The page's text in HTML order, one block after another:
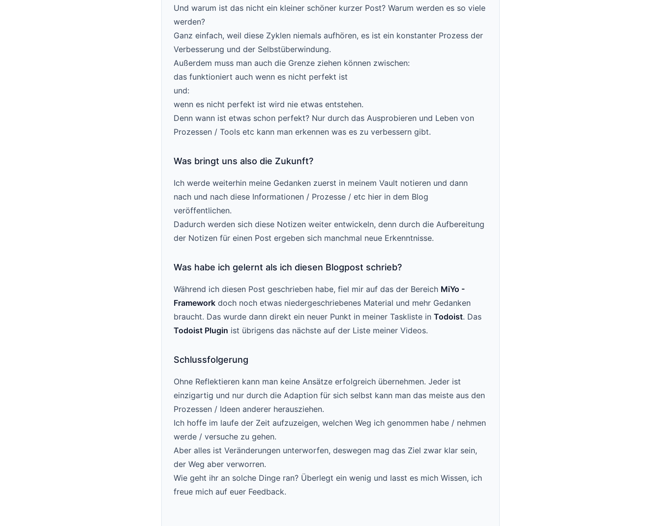
Und warum ist das nicht ein kleiner schöner kurzer Post? Warum werden es so viele
werden?
Ganz einfach, weil diese Zyklen niemals aufhören, es ist ein konstanter Prozess der
Verbesserung und der Selbstüberwindung.
Außerdem muss man auch die Grenze ziehen können zwischen:
das funktioniert auch wenn es nicht perfekt ist
und:
wenn es nicht perfekt ist wird nie etwas entstehen.
Denn wann ist etwas schon perfekt? Nur durch das Ausprobieren und Leben von
Prozessen / Tools etc kann man erkennen was es zu verbessern gibt.
Was bringt uns also die Zukunft?
Ich werde weiterhin meine Gedanken zuerst in meinem Vault notieren und dann
nach und nach diese Informationen / Prozesse / etc hier in dem Blog
veröffentlichen.
Dadurch werden sich diese Notizen weiter entwickeln, denn durch die Aufbereitung
der Notizen für einen Post ergeben sich manchmal neue Erkenntnisse.
Was habe ich gelernt als ich diesen Blogpost schrieb?
Während ich diesen Post geschrieben habe, fiel mir auf das der Bereich MiYo -
Framework doch noch etwas niedergeschriebenes Material und mehr Gedanken
braucht. Das wurde dann direkt ein neuer Punkt in meiner Taskliste in Todoist. Das
Todoist Plugin ist übrigens das nächste auf der Liste meiner Videos.
Schlussfolgerung
Ohne Reflektieren kann man keine Ansätze erfolgreich übernehmen. Jeder ist
einzigartig und nur durch die Adaption für sich selbst kann man das meiste aus den
Prozessen / Ideen anderer herausziehen.
Ich hoffe im laufe der Zeit aufzuzeigen, welchen Weg ich genommen habe / nehmen
werde / versuche zu gehen.
Aber alles ist Veränderungen unterworfen, deswegen mag das Ziel zwar klar sein,
der Weg aber verworren.
Wie geht ihr an solche Dinge ran? Überlegt ein wenig und lasst es mich Wissen, ich
freue mich auf euer Feedback.